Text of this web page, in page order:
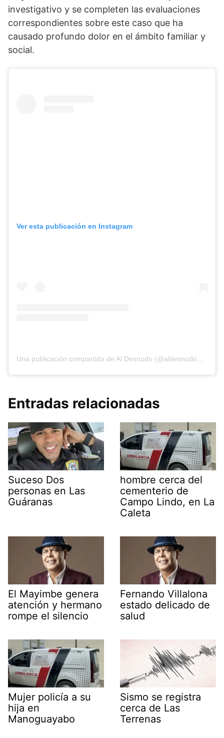
investigativo y se completen las evaluaciones
correspondientes sobre este caso que ha
causado profundo dolor en el ámbito familiar y
social.
Ver esta publicación en Instagram
Una publicación compartida de Al Desnudo (@aldesnudonoticias)
Entradas relacionadas
Suceso Dos
personas en Las
Guáranas
hombre cerca del
cementerio de
Campo Lindo, en La
Caleta
El Mayimbe genera
atención y hermano
rompe el silencio
Fernando Villalona
estado delicado de
salud
Mujer policía a su
hija en
Manoguayabo
Sismo se registra
cerca de Las
Terrenas